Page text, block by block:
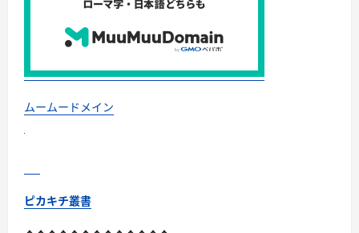
ムームードメイン
ピカキチ叢書